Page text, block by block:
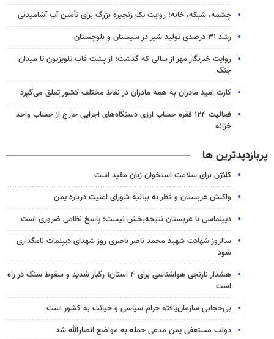
چشمه، شبکه، خانه؛ روایت یک زنجیره بزرگ برای تأمین آب آشامیدنی
رشد ۳۱ درصدی تولید شیر در سیستان و بلوچستان
روایت خبرنگار مهر از سالی که گذشت؛ از پشت قاب تلویزیون تا میدان
جنگ
کارت امید مادران به همه مادران در نقاط مختلف کشور تعلق می‌گیرد
فعالیت ۱۲۴ فقره حساب ارزی دستگاه‌های اجرایی خارج از حساب واحد
خزانه
پربازدیدترین ها
کلاژن برای سلامت استخوان زنان مفید است
واکنش عربستان و قطر به بیانیه شورای امنیت درباره یمن
دیپلماسی با عربستان نتیجه‌بخش نیست؛ پاسخ نظامی ضروری است
سالروز شهادت شهید محمد ناصر ناصری روز شهدای دیپلمات نامگذاری
شود
هشدار نارنجی هواشناسی برای ۴ استان؛ رگبار شدید و سقوط سنگ در راه
است
بی‌حجابی سازمان‌یافته حرام سیاسی و خیانت به کشور است
دولت مستعفی یمن مدعی حمله به مواضع انصارالله شد